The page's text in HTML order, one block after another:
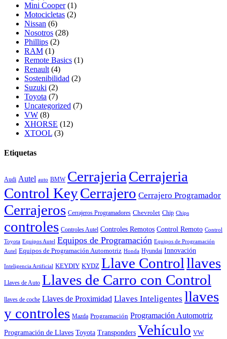
Mini Cooper (1)
Motocicletas (2)
Nissan (6)
Nosotros (28)
Phillips (2)
RAM (1)
Remote Basics (1)
Renault (4)
Sostenibilidad (2)
Suzuki (2)
Toyota (7)
Uncategorized (7)
VW (8)
XHORSE (12)
XTOOL (3)
Etiquetas
Audi Autel auto BMW Cerrajeria Cerrajeria
Control KeyCerrajero Cerrajero Programador
Cerrajeros Cerrajeros Programadores Chevrolet Chip Chips
controles Controles Autel Controles Remotos Control Remoto Control
Toyota Equipos Autel Equipos de Programación Equipos de Programación
Autel Equipos de Programación Automotriz Honda Hyundai Innovación
Inteligencia Artificial KEYDIY KYDZ Llave Controlllaves
Llaves de Auto Llaves de Carro con Control
llaves de coche Llaves de Proximidad Llaves Inteligentes llaves
y controles Mazda Programación Programación Automotriz
Programación de Llaves Toyota Transponders Vehículo VW